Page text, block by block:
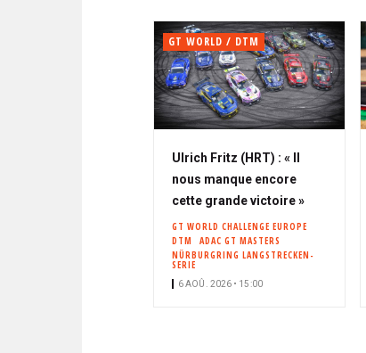
GT WORLD / DTM
Ulrich Fritz (HRT) : « Il
nous manque encore
cette grande victoire »
GT WORLD CHALLENGE EUROPE
DTM
ADAC GT MASTERS
NÜRBURGRING LANGSTRECKEN-
SERIE
6 AOÛ. 2026 • 15:00